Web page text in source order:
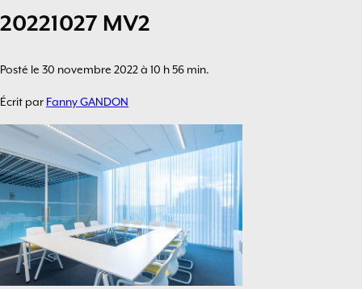
20221027 MV2
Posté le 30 novembre 2022 à 10 h 56 min.
Écrit par Fanny GANDON